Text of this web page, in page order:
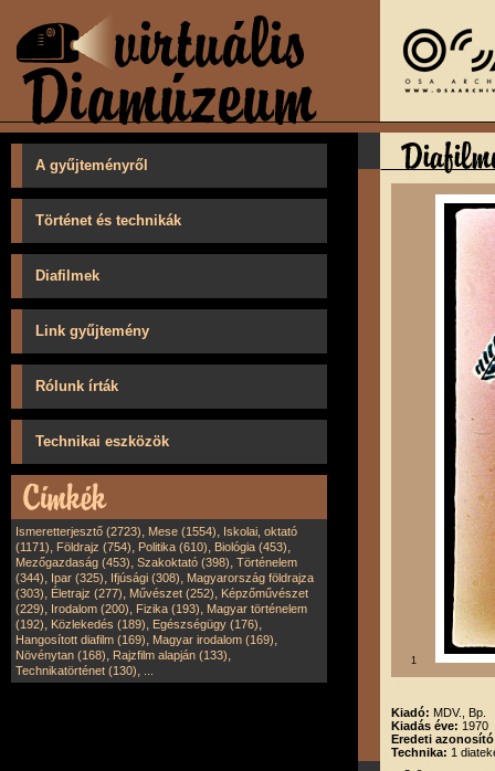
A gyűjteményről
Történet és technikák
Diafilmek
Link gyűjtemény
Rólunk írták
Technikai eszközök
Ismeretterjesztő (2723), Mese (1554), Iskolai, oktató
(1171), Földrajz (754), Politika (610), Biológia (453),
Mezőgazdaság (453), Szakoktató (398), Történelem
(344), Ipar (325), Ifjúsági (308), Magyarország földrajza
(303), Életrajz (277), Művészet (252), Képzőművészet
(229), Irodalom (200), Fizika (193), Magyar történelem
(192), Közlekedés (189), Egészségügy (176),
Hangosított diafilm (169), Magyar irodalom (169),
Növénytan (168), Rajzfilm alapján (133),
Technikatörténet (130),
1
Kiadó: MDV., Bp.
Kiadás éve: 1970
Eredeti
Technika: 1